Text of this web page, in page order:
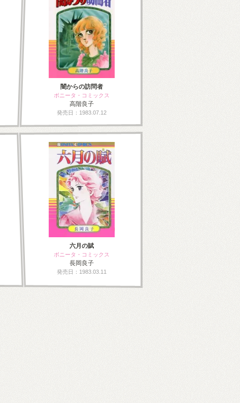
闇からの訪問者
ボニータ・コミックス
高階良子
発売日：1983.07.12
六月の賦
ボニータ・コミックス
長岡良子
発売日：1983.03.11